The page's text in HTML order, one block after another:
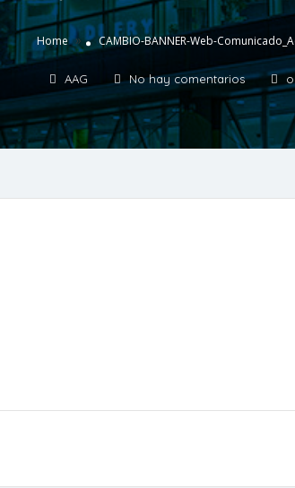
Home » CAMBIO-BANNER-Web-
AAG No hay comentarios